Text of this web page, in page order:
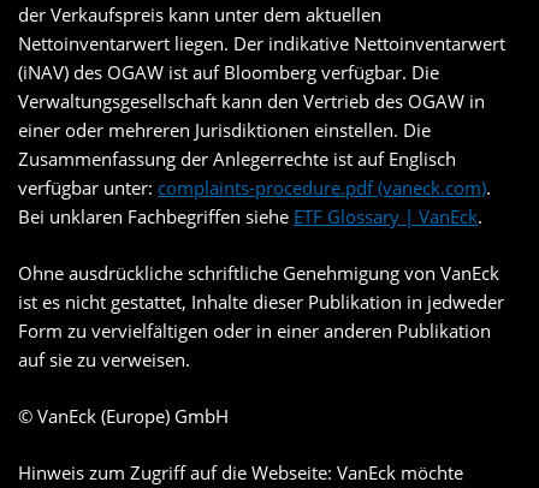
der Verkaufspreis kann unter dem aktuellen
Nettoinventarwert liegen. Der indikative Nettoinventarwert
(iNAV) des OGAW ist auf Bloomberg verfügbar. Die
Verwaltungsgesellschaft kann den Vertrieb des OGAW in
einer oder mehreren Jurisdiktionen einstellen. Die
Zusammenfassung der Anlegerrechte ist auf Englisch
verfügbar unter: complaints-procedure.pdf (vaneck.com).
Bei unklaren Fachbegriffen siehe ETF Glossary | VanEck.
Ohne ausdrückliche schriftliche Genehmigung von VanEck
ist es nicht gestattet, Inhalte dieser Publikation in jedweder
Form zu vervielfältigen oder in einer anderen Publikation
auf sie zu verweisen.
© VanEck (Europe) GmbH
Hinweis zum Zugriff auf die Webseite: VanEck möchte